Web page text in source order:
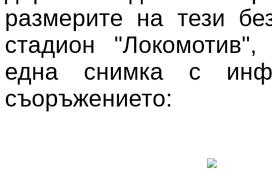
размерите на тези
стадион "Локомотив",
една снимка с
съоръжението: